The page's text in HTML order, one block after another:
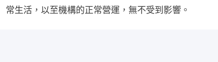
常生活，以至機構的正常營運，無不受到影響。